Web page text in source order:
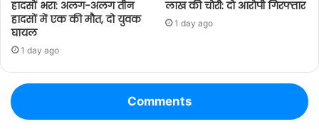
हादसों भरा: अलग-अलग तीन
हादसों में एक की मौत, दो युवक
घायल
1 day ago
लाख की चोरी: दो आरोपी गिरफ्तार
1 day ago
Comments